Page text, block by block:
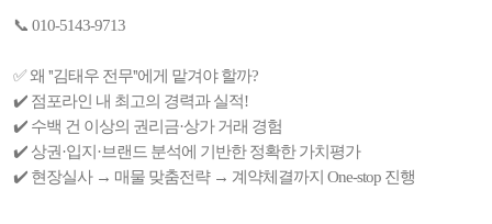
📞 010-5143-9713
✅ 왜 ''김태우 전무''에게 맡겨야 할까?
✔️ 점포라인 내 최고의 경력과 실적!
✔️ 수백 건 이상의 권리금·상가 거래 경험
✔️ 상권·입지·브랜드 분석에 기반한 정확한 가치평가
✔️ 현장실사 → 매물 맞춤전략 → 계약체결까지 One-stop 진행